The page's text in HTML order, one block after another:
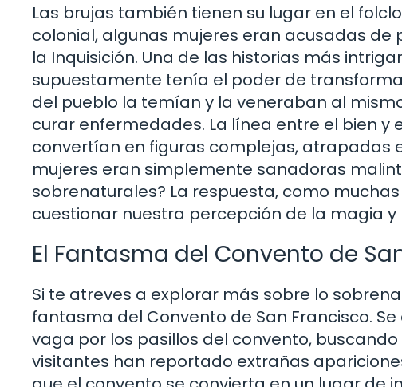
Las brujas también tienen su lugar en el
colonial, algunas mujeres eran acusadas
la Inquisición. Una de las historias más
supuestamente tenía el poder de
del pueblo la temían y la veneraban al
curar enfermedades. La línea entre el bien y
convertían en figuras complejas, atrapadas
mujeres eran simplemente sanadoras
sobrenaturales? La respuesta, como
cuestionar nuestra percepción de la magia y
El Fantasma del Convento de
Si te atreves a explorar más sobre lo
fantasma del Convento de San Francisco.
vaga por los pasillos del convento,
visitantes han reportado extrañas